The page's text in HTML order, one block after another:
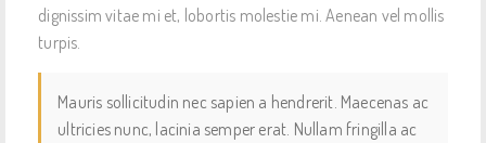
dignissim vitae mi et, lobortis molestie mi. Aenean vel mollis
turpis.
Mauris sollicitudin nec sapien a hendrerit. Maecenas ac
ultricies nunc, lacinia semper erat. Nullam fringilla ac